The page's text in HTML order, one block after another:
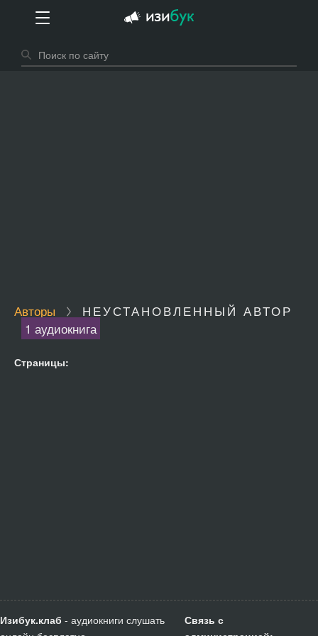
Авторы
НЕУСТАНОВЛЕННЫЙ АВТОР
1 аудиокнига
Страницы:
Изибук.клаб - аудиокниги слушать
Связь с